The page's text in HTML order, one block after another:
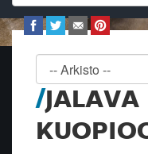
JALAVA